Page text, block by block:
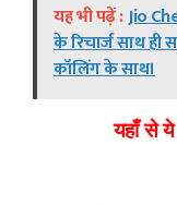
यह भी पढ़ें :Jio
के रिचार्ज साथ ही
कॉलिंग के साथ।
यहाँ से ये